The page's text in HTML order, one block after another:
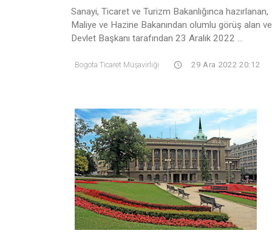
Sanayi, Ticaret ve Turizm Bakanlığınca hazırlanan,
Maliye ve Hazine Bakanından olumlu görüş alan ve
Devlet Başkanı tarafından 23 Aralık 2022 ...
Bogota Ticaret Müşavirliği 29 Ara 2022 20:12